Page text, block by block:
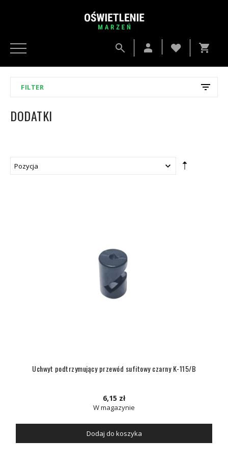
FILTER
DODATKI
Uchwyt podtrzymujący przewód sufitowy czarny K-115/B
6,15 zł
W magazynie
Dodaj do koszyka